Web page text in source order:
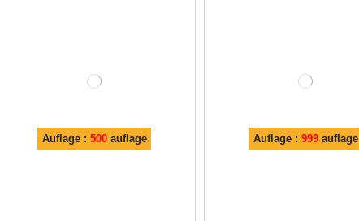
Auflage : 500auflage Auflage : 999auflage